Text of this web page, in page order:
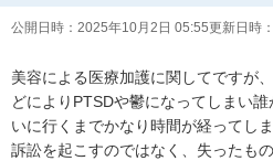
公開日時： 2025年10月2日 05:55更新日時：
美容による医療加護に関してですが
どによりPTSDや鬱になってしまい
いに行くまでかなり時間が経ってし
訴訟を起こすのではなく、失ったも